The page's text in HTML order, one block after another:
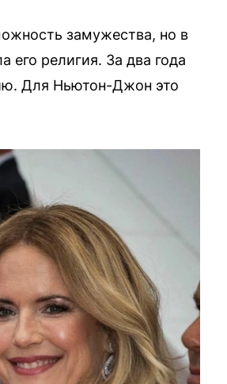
замужества, но в
его религия. За два года
Для Ньютон-Джон это